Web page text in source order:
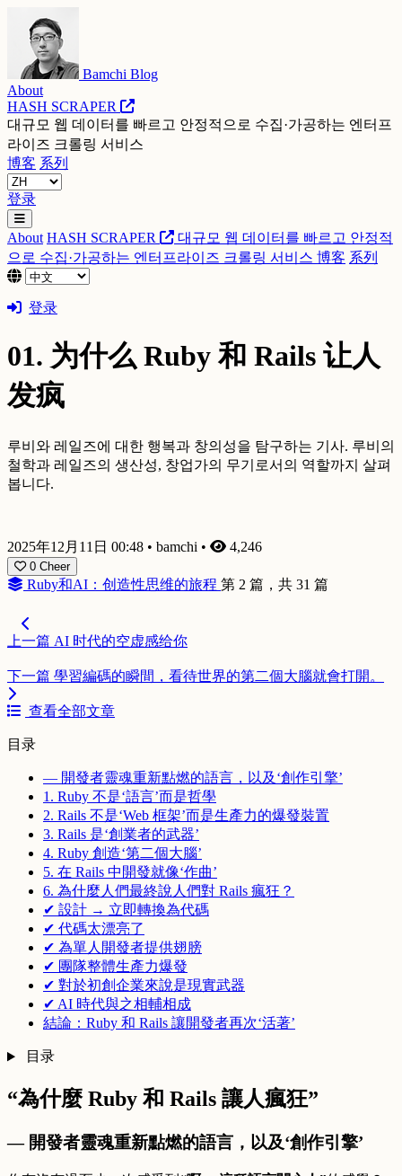
Bamchi Blog
About
HASH SCRAPER
대규모 웹 데이터를 빠르고 안정적으로 수집·가공하는 엔터프
라이즈 크롤링 서비스
博客 系列
登录
About HASH SCRAPER
대규모 웹 데이터를 빠르고 안정적
으로 수집·가공하는 엔터프라이즈 크롤링 서비스 博客 系列
登录
01. 为什么 Ruby 和 Rails 让人
发疯
루비와 레일즈에 대한 행복과 창의성을 탐구하는 기사. 루비의
철학과 레일즈의 생산성, 창업가의 무기로서의 역할까지 살펴
봅니다.
2025年12月11日 00:48 • bamchi • 4,246
0 Cheer
Ruby和AI：创造性思维的旅程 第 2 篇，共 31 篇
上一篇 AI 时代的空虚感给你
下一篇 學習編碼的瞬間，看待世界的第二個大腦就會打開。
查看全部文章
目录
— 開發者靈魂重新點燃的語言，以及‘創作引擎’
1. Ruby 不是‘語言’而是哲學
2. Rails 不是‘Web 框架’而是生產力的爆發裝置
3. Rails 是‘創業者的武器’
4. Ruby 創造‘第二個大腦’
5. 在 Rails 中開發就像‘作曲’
6. 為什麼人們最終說人們對 Rails 瘋狂？
✔ 設計 → 立即轉換為代碼
✔ 代碼太漂亮了
✔ 為單人開發者提供翅膀
✔ 團隊整體生產力爆發
✔ 對於初創企業來說是現實武器
✔ AI 時代與之相輔相成
結論：Ruby 和 Rails 讓開發者再次‘活著’
目录
“為什麼 Ruby 和 Rails 讓人瘋狂”
— 開發者靈魂重新點燃的語言，以及‘創作引擎’